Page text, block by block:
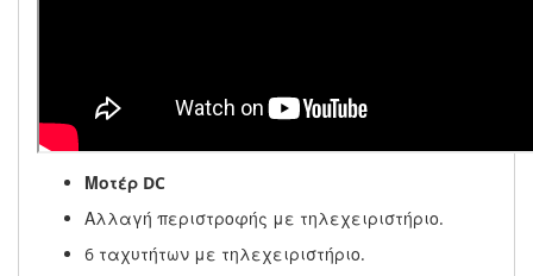
Μοτέρ DC
Αλλαγή περιστροφής με τηλεχειριστήριο.
6 ταχυτήτων με τηλεχειριστήριο.